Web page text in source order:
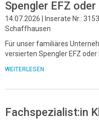
Spengler EFZ oder
14.07.2026 | Inserate Nr.:
Schaffhausen
Für unser familiäres
versierten Spengler EFZ oder
WEITERLESEN
Fachspezialist:in